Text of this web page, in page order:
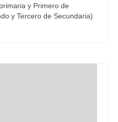
y Primero de
y Tercero de Secundaria)